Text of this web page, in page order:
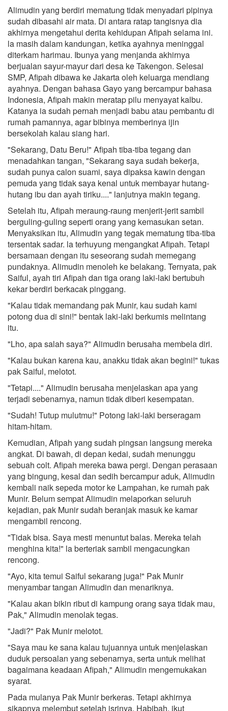
Alimudin yang berdiri mematung tidak menyadari pipinya
sudah dibasahi air mata. Di antara ratap tangisnya dia
akhirnya mengetahui derita kehidupan Afipah selama ini.
la masih dalam kandungan, ketika ayahnya meninggal
diterkam harimau. Ibunya yang menjanda akhirnya
berjualan sayur-mayur dari desa ke Takengon. Selesai
SMP, Afipah dibawa ke Jakarta oleh keluarga mendiang
ayahnya. Dengan bahasa Gayo yang bercampur bahasa
Indonesia, Afipah makin meratap pilu menyayat kalbu.
Katanya ia sudah pernah menjadi babu atau pembantu di
rumah pamannya, agar bibinya memberinya ijin
bersekolah kalau siang hari.
"Sekarang, Datu Beru!" Afipah tiba-tiba tegang dan
menadahkan tangan, "Sekarang saya sudah bekerja,
sudah punya calon suami, saya dipaksa kawin dengan
pemuda yang tidak saya kenal untuk membayar hutang-
hutang ibu dan ayah tiriku...." lanjutnya makin tegang.
Setelah itu, Afipah meraung-raung menjerit-jerit sambil
berguling-guling seperti orang yang kemasukan setan.
Menyaksikan itu, Alimudin yang tegak mematung tiba-tiba
tersentak sadar. la terhuyung mengangkat Afipah. Tetapi
bersamaan dengan itu seseorang sudah memegang
pundaknya. Alimudin menoleh ke belakang. Ternyata, pak
Saiful, ayah tiri Afipah dan tiga orang laki-laki bertubuh
kekar berdiri berkacak pinggang.
"Kalau tidak memandang pak Munir, kau sudah kami
potong dua di sini!" bentak laki-laki berkumis melintang
itu.
"Lho, apa salah saya?" Alimudin berusaha membela diri.
"Kalau bukan karena kau, anakku tidak akan begini!" tukas
pak Saiful, melotot.
"Tetapi...." Alimudin berusaha menjelaskan apa yang
terjadi sebenarnya, namun tidak diberi kesempatan.
"Sudah! Tutup mulutmu!" Potong laki-laki berseragam
hitam-hitam.
Kemudian, Afipah yang sudah pingsan langsung mereka
angkat. Di bawah, di depan kedai, sudah menunggu
sebuah colt. Afipah mereka bawa pergi. Dengan perasaan
yang bingung, kesal dan sedih bercampur aduk, Alimudin
kembali naik sepeda motor ke Lampahan, ke rumah pak
Munir. Belum sempat Alimudin melaporkan seluruh
kejadian, pak Munir sudah beranjak masuk ke kamar
mengambil rencong.
"Tidak bisa. Saya mesti menuntut balas. Mereka telah
menghina kita!" la berteriak sambil mengacungkan
rencong.
"Ayo, kita temui Saiful sekarang juga!" Pak Munir
menyambar tangan Alimudin dan menariknya.
"Kalau akan bikin ribut di kampung orang saya tidak mau,
Pak," Alimudin menolak tegas.
"Jadi?" Pak Munir melotot.
"Saya mau ke sana kalau tujuannya untuk menjelaskan
duduk persoalan yang sebenarnya, serta untuk melihat
bagaimana keadaan Afipah," Alimudin mengemukakan
syarat.
Pada mulanya Pak Munir berkeras. Tetapi akhirnya
sikapnya melembut setelah isrinya, Habibah, ikut